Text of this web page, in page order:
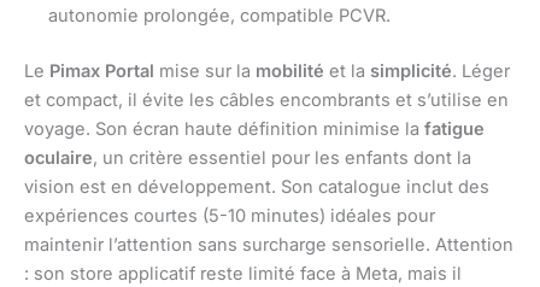
autonomie prolongée, compatible PCVR.
Le Pimax Portal mise sur la mobilité et la simplicité. Léger
et compact, il évite les câbles encombrants et s’utilise en
voyage. Son écran haute définition minimise la fatigue
oculaire, un critère essentiel pour les enfants dont la
vision est en développement. Son catalogue inclut des
expériences courtes (5-10 minutes) idéales pour
maintenir l’attention sans surcharge sensorielle. Attention
: son store applicatif reste limité face à Meta, mais il